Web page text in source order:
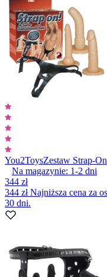
You2ToysZestaw Strap-On
Na magazynie: 1-2 dni
344 zł
344 złNajniższa cena za
30 dni.